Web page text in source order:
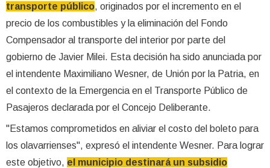
transporte público, originados por el incremento en el
precio de los combustibles y la eliminación del Fondo
Compensador al transporte del interior por parte del
gobierno de Javier Milei. Esta decisión ha sido anunciada por
el intendente Maximiliano Wesner, de Unión por la Patria, en
el contexto de la Emergencia en el Transporte Público de
Pasajeros declarada por el Concejo Deliberante.
"Estamos comprometidos en aliviar el costo del boleto para
los olavarrienses", expresó el intendente Wesner. Para lograr
este objetivo, el municipio destinará un subsidio